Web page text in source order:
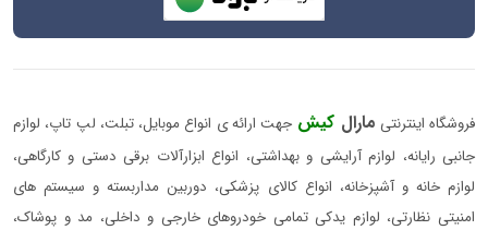
فروشگاه اینترنتی مارال کیش جهت ارائه ی انواع موبایل، تبلت، لپ تاپ، لوازم
جانبی رایانه، لوازم آرایشی و بهداشتی، انواع ابزارآلات برقی دستی و کارگاهی،
لوازم خانه و آشپزخانه، انواع کالای پزشکی، دوربین مداربسته و سیستم های
امنیتی نظارتی، لوازم یدکی تمامی خودروهای خارجی و داخلی، مد و پوشاک،